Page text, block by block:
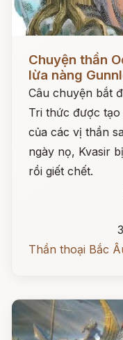
Chuyện thần
lừa nàng
Câu chuyện bắt
Tri thức được
của các vị thần
ngày nọ, Kvasir
rồi giết chết.
Thần thoại Bắc